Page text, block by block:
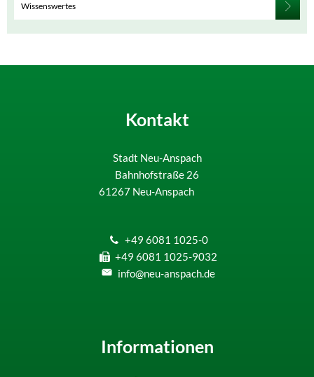
Wissenswertes
Kontakt
Stadt Neu-Anspach
Bahnhofstraße 26
61267 Neu-Anspach
+49 6081 1025-0
+49 6081 1025-9032
info@neu-anspach.de
Informationen